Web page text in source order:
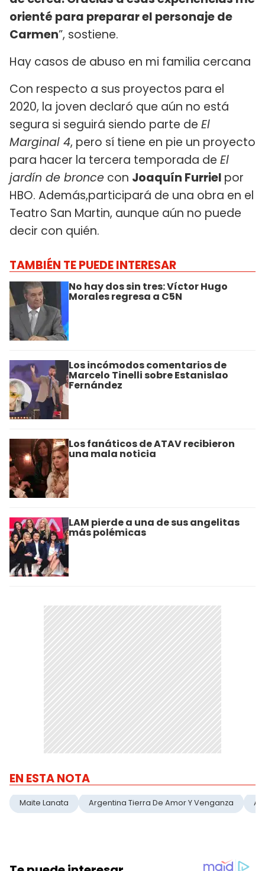
orienté para preparar el personaje de
Carmen”, sostiene.
Hay casos de abuso en mi familia cercana
Con respecto a sus proyectos para el
2020, la joven declaró que aún no está
segura si seguirá siendo parte de El
Marginal 4, pero sí tiene en pie un proyecto
para hacer la tercera temporada de El
jardín de bronce con Joaquín Furriel por
HBO. Además,participará de una obra en el
Teatro San Martin, aunque aún no puede
decir con quién.
TAMBIÉN TE PUEDE INTERESAR
No hay dos sin tres: Víctor Hugo
Morales regresa a C5N
Los incómodos comentarios de
Marcelo Tinelli sobre Estanislao
Fernández
Los fanáticos de ATAV recibieron
una mala noticia
LAM pierde a una de sus angelitas
más polémicas
EN ESTA NOTA
Maite Lanata Argentina Tierra De Amor Y Venganza